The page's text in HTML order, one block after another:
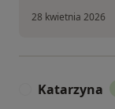
28 kwietnia 2026
Katarzyna